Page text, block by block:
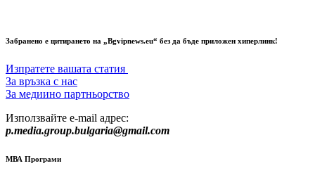
Забранено е цитирането на „Bgvipnews.eu“ без да бъде приложен хиперлинк!
Изпратете вашата статия
За връзка с нас
За медиино партньорство
Използвайте e-mail адрес:
p.media.group.bulgaria@gmail.com
МВА Програми